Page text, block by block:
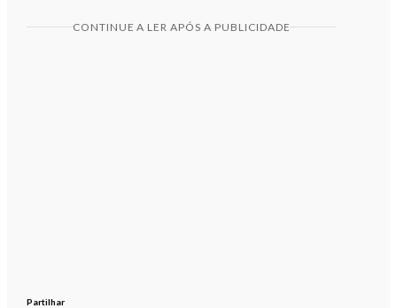
CONTINUE A LER APÓS A PUBLICIDADE
Partilhar